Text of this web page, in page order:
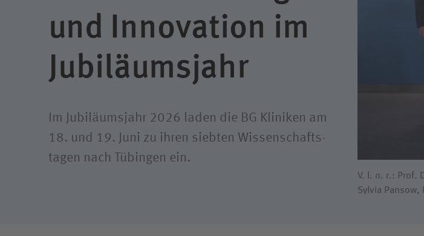
V. l. n. r.: Prof.
Sylvia Pansow,
und Innovation im
Jubiläums­jahr
Im Jubiläumsjahr 2026 laden die BG Kliniken am
18. und 19. Juni zu ihren siebten Wissenschafts­
tagen nach Tübingen ein.